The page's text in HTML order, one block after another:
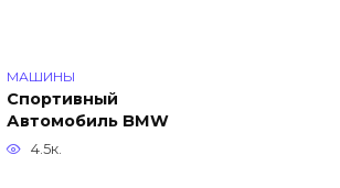
МАШИНЫ
Спортивный
Автомобиль BMW
4.5к.